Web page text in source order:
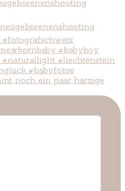
noch ein paar härzige